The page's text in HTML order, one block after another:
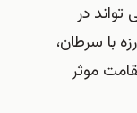
در
با سرطان،
موثر